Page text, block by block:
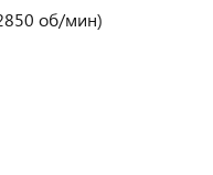
об/мин)